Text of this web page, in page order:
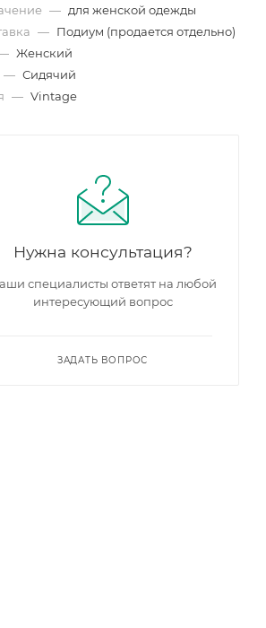
— для женской одежды
— Подиум (продается отдельно)
Женский
— Сидячий
— Vintage
Нужна консультация?
специалисты ответят на любой
интересующий вопрос
ЗАДАТЬ ВОПРОС